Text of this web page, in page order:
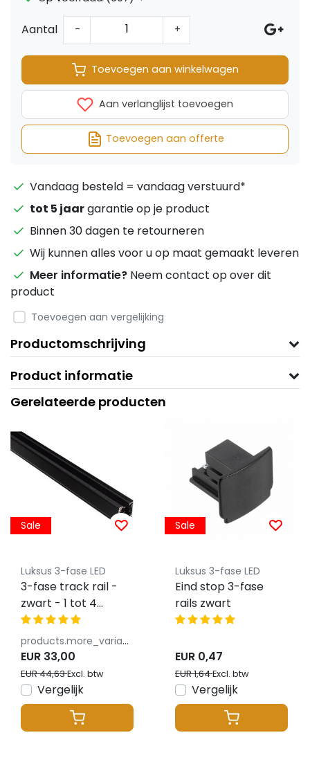
Aantal - +
Toevoegen aan winkelwagen
Aan verlanglijst toevoegen
Toevoegen aan offerte
Vandaag besteld = vandaag verstuurd*
tot 5 jaargarantie op je product
Binnen 30 dagen te retourneren
Wij kunnen alles voor u op maat gemaakt leveren
Meer informatie? Neem contact op over dit
product
Toevoegen aan vergelijking
Productomschrijving
Product informatie
Gerelateerde producten
Sale
Luksus 3-fase LED
3-fase track rail -
zwart - 1 tot 4
meter
products.more_variants_available
EUR 33,00
EUR 44,63Excl. btw
Vergelijk
Sale
Luksus 3-fase LED
Eind stop 3-fase
rails zwart
EUR 0,47
EUR 1,64Excl. btw
Vergelijk